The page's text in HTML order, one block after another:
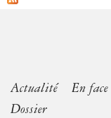
Actualité En face
Dossier